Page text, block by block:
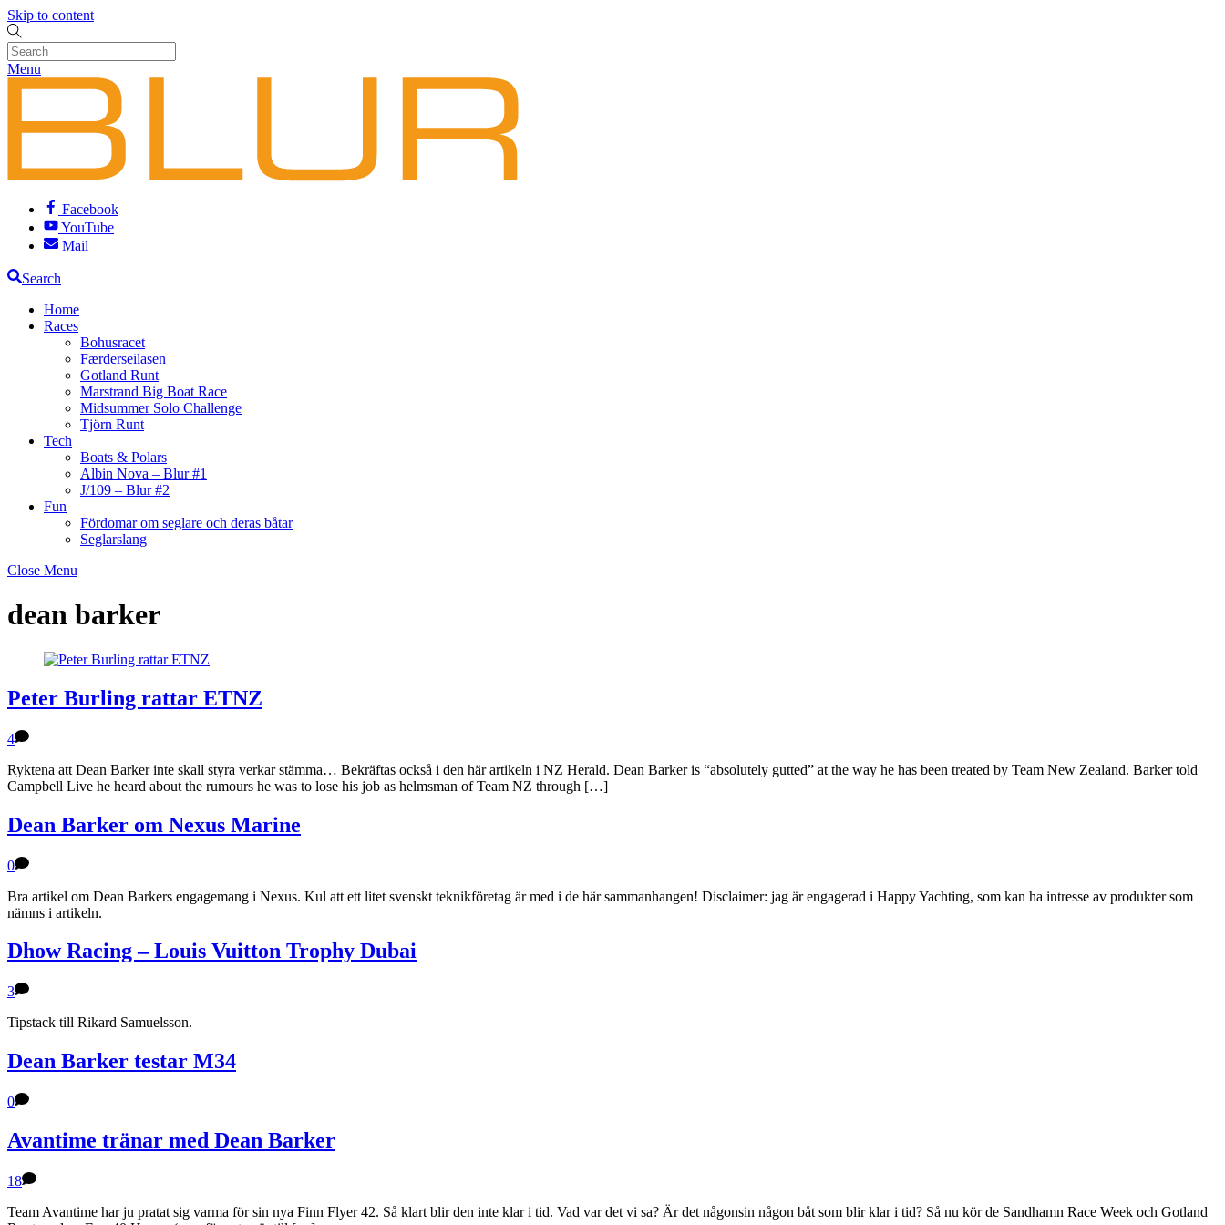
Skip to content
Menu
Facebook
YouTube
Mail
Search
Home
Races
Bohusracet
Færderseilasen
Gotland Runt
Marstrand Big Boat Race
Midsummer Solo Challenge
Tjörn Runt
Tech
Boats & Polars
Albin Nova – Blur #1
J/109 – Blur #2
Fun
Fördomar om seglare och deras båtar
Seglarslang
Close Menu
dean barker
Peter Burling rattar ETNZ
4
Ryktena att Dean Barker inte skall styra verkar stämma… Bekräftas också i den här artikeln i NZ Herald. Dean Barker is “absolutely gutted” at the way he has been treated by Team New Zealand. Barker told
Campbell Live he heard about the rumours he was to lose his job as helmsman of Team NZ through […]
Dean Barker om Nexus Marine
0
Bra artikel om Dean Barkers engagemang i Nexus. Kul att ett litet svenskt teknikföretag är med i de här sammanhangen! Disclaimer: jag är engagerad i Happy Yachting, som kan ha intresse av produkter som
nämns i artikeln.
Dhow Racing – Louis Vuitton Trophy Dubai
3
Tipstack till Rikard Samuelsson.
Dean Barker testar M34
0
Avantime tränar med Dean Barker
18
Team Avantime har ju pratat sig varma för sin nya Finn Flyer 42. Så klart blir den inte klar i tid. Vad var det vi sa? Är det någonsin någon båt som blir klar i tid? Så nu kör de Sandhamn Race Week och Gotland